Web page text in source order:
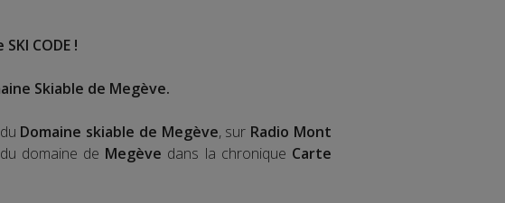
CODE !
Skiable de Megève.
Domaine skiable de Megève, sur Radio Mont
domaine de Megève dans la chronique Carte